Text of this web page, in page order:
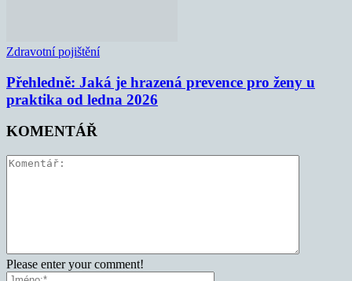
Zdravotní pojištění
Přehledně: Jaká je hrazená prevence pro ženy u
praktika od ledna 2026
KOMENTÁŘ
Please enter your comment!